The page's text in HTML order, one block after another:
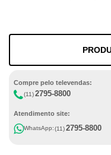
Compre pelo televendas:
(11)2795-8800
Atendimento site:
WhatsApp:(11)2795-8800